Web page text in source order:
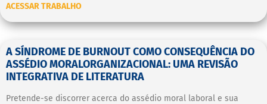
ACESSAR TRABALHO
A SÍNDROME DE BURNOUT COMO CONSEQUÊNCIA DO
ASSÉDIO MORALORGANIZACIONAL: UMA REVISÃO
INTEGRATIVA DE LITERATURA
Pretende-se discorrer acerca do assédio moral laboral e sua